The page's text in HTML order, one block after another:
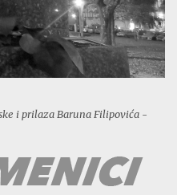
i prilaza Baruna Filipovića -